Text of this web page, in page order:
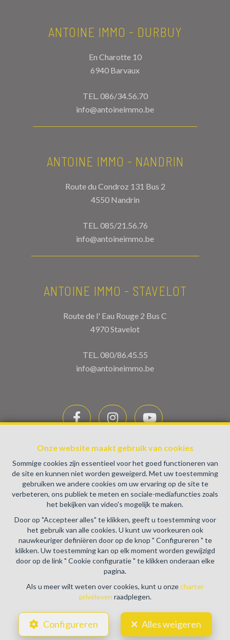
Onze website maakt gebruik van cookies
Sommige cookies zijn essentieel voor het goed functioneren van
de site en kunnen niet worden geweigerd. Met uw toestemming
gebruiken we andere cookies om uw ervaring op de site te
verbeteren, ons publiek te meten en sociale-mediafuncties zoals
het bekijken van video's mogelijk te maken.
Door op "Accepteer alles" te klikken, geeft u toestemming voor
het gebruik van alle cookies. U kunt uw voorkeuren ook
nauwkeuriger definiëren door op de knop " Configureren " te
klikken. Uw toestemming kan op elk moment worden gewijzigd
door op de link " Cookie configuratie " te klikken onderaan elke
pagina.
Als u meer wilt weten over cookies, kunt u onzecharter
privéleven raadplegen.
Configureren Alles weigeren
ANTOINE IMMO - DURBUY
En Charotte 10
6940 Barvaux
TEL.086/34.56.70
info@antoineimmo.be
ANTOINE IMMO - NANDRIN
Route du Condroz 131 Bus 2
4550 Nandrin
TEL.085/21.56.76
info@antoineimmo.be
ANTOINE IMMO - STAVELOT
Route de l' Eau Rouge 2 Bus C
4970 Stavelot
TEL.080/86.45.55
info@antoineimmo.be
BIV-erkende vastgoedmakelaar-bemiddelaar in België, BIV
N° 100082 - Ondernemingsnummer : BTW
BE0459.580.159- Toezichthoudende Autoriteit :
Beroepinstituut van Vastgoedmakelaars Luxemburgstraat,
16B - 1000 Brussel (+32 2 505 38 50 - info@biv.be) -
www.biv.be -Deontologische code
BA en borgstelling via NV AXA Belgium, Troonplein 1, 1000
Brussel (polisnr. 730.390.160) Dekking geldt voor
activiteiten die in België worden uitgevoerd
Charter privéleven
Cookie configuratie